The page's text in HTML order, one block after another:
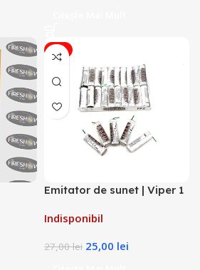
-7%
Emitator de sunet | Viper 1
Indisponibil
27,00lei 25,00 lei